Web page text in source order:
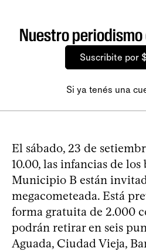
Nuestro
Suscribite por
Si ya tenés una
El sábado, 23 de
10.00, las infancias de
Municipio B están
megacometeada. Está
forma gratuita de 2.000
podrán retirar en seis
Aguada, Ciudad Vieja,